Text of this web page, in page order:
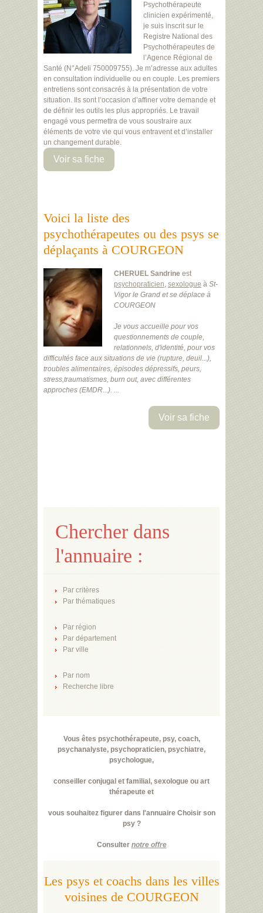
Psychothérapeute
clinicien expérimenté,
je suis inscrit sur le
Registre National des
Psychothérapeutes de
l’Agence Régional de
Santé (N°Adeli 750009755). Je m’adresse aux adultes
en consultation individuelle ou en couple. Les premiers
entretiens sont consacrés à la présentation de votre
situation. Ils sont l’occasion d’affiner votre demande et
de définir les outils les plus appropriés. Le travail
engagé vous permettra de vous soustraire aux
éléments de votre vie qui vous entravent et d’installer
un changement durable.
Voir sa fiche
Voici la liste des
psychothérapeutes ou des psys se
déplaçants à COURGEON
CHERUEL Sandrine est
psychopraticien, sexologue à St-
Vigor le Grand et se déplace à
COURGEON
Je vous accueille pour vos
questionnements de couple,
relationnels, d'identité, pour vos
difficultés face aux situations de vie (rupture, deuil...),
troubles alimentaires, épisodes dépressifs, peurs,
stress,traumatismes, burn out, avec différentes
approches (EMDR...). ...
Voir sa fiche
Chercher dans
l'annuaire :
Par critères
Par thématiques
Par région
Par département
Par ville
Par nom
Recherche libre
Vous êtes psychothérapeute, psy, coach,
psychanalyste, psychopraticien, psychiatre,
psychologue,
conseiller conjugal et familial, sexologue ou art
thérapeute et
vous souhaitez figurer dans l'annuaire Choisir son
psy ?
Consulter notre offre
Les psys et coachs dans les villes
voisines de COURGEON